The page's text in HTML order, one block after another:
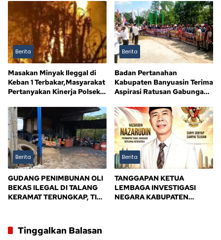
MILIAR, SISA Rp116,7 MILIAR
Berita
Masakan Minyak Ileggal di
Keban 1 Terbakar,Masyarakat
Pertanyakan Kinerja Polsek
Berita
Badan Pertanahan
Kabupaten Banyuasin Terima
Aspirasi Ratusan Gabungan
Persatuan Masyarakat Rimba
Asam
Berita
GUDANG PENIMBUNAN OLI
BEKAS ILEGAL DI TALANG
KERAMAT TERUNGKAP, TIM
TEGAS PEMERINTAH
BANYUASIN
Berita
TANGGAPAN KETUA
LEMBAGA INVESTIGASI
NEGARA KABUPATEN
Tinggalkan Balasan